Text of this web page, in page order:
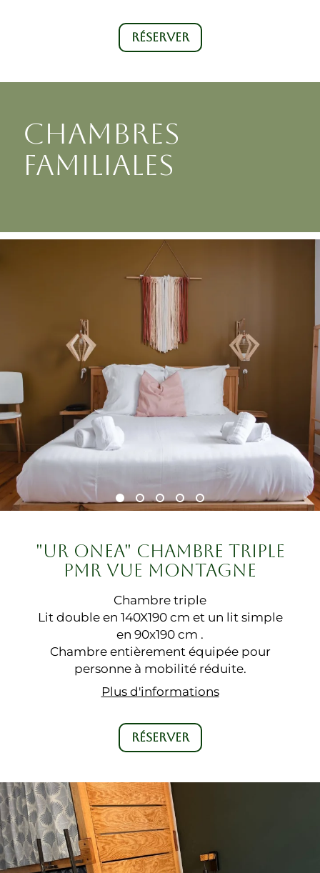
RÉSERVER
CHAMBRES
FAMILIALES
"UR ONEA" CHAMBRE TRIPLE
PMR VUE MONTAGNE
Chambre triple
Lit double en 140X190 cm et un lit simple
en 90x190 cm .
Chambre entièrement équipée pour
personne à mobilité réduite.
Plus d'informations
RÉSERVER